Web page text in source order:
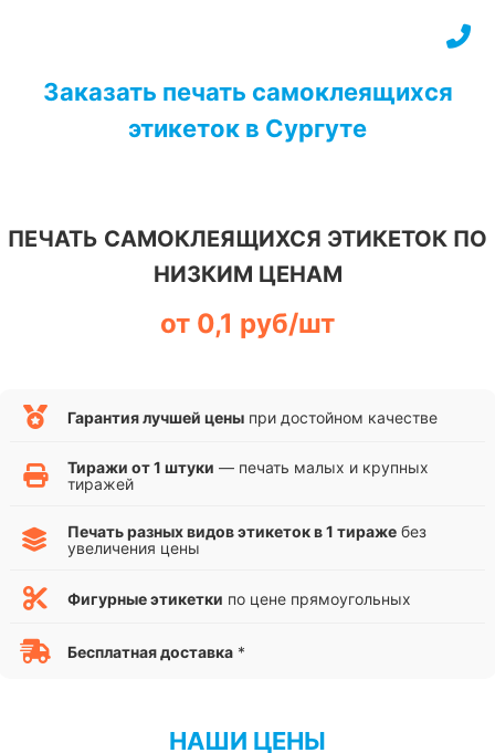
Заказать печать самоклеящихся
этикеток в Сургуте
ПЕЧАТЬ САМОКЛЕЯЩИХСЯ ЭТИКЕТОК ПО
НИЗКИМ ЦЕНАМ
от 0,1 руб/шт
Гарантия лучшей цены при достойном качестве
Тиражи от 1 штуки — печать малых и крупных
тиражей
Печать разных видов этикеток в 1 тираже без
увеличения цены
Фигурные этикетки по цене прямоугольных
Бесплатная доставка *
НАШИ ЦЕНЫ